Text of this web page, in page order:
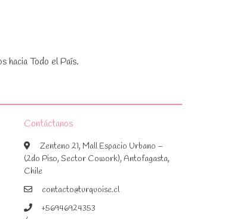
hacia Todo el País.
Contáctanos
Zenteno 21, Mall Espacio Urbano –
(2do Piso, Sector Cowork), Antofagasta,
Chile
contacto@turquoise.cl
+56946924353